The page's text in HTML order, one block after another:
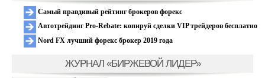
Самый правдивый рейтинг брокеров форекс
Автотрейдинг Pro-Rebate: копируй сделки VIP трейдеров бесплатно
Nord FX лучший форекс брокер 2019 года
ЖУРНАЛ «БИРЖЕВОЙ ЛИДЕР»